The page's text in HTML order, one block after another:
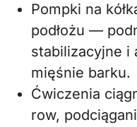
Pompki na
podłożu —
stabilizacyjne i
mięśnie barku.
Ćwiczenia
row,